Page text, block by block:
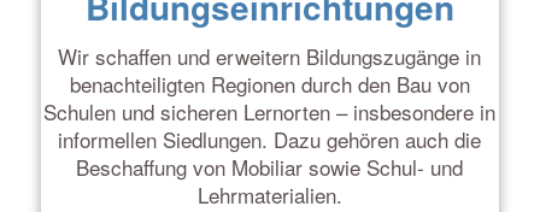
Wir schaffen und erweitern Bildungszugänge in
benachteiligten Regionen durch den Bau von
Schulen und sicheren Lernorten – insbesondere in
informellen Siedlungen. Dazu gehören auch die
Beschaffung von Mobiliar sowie Schul- und
Lehrmaterialien.